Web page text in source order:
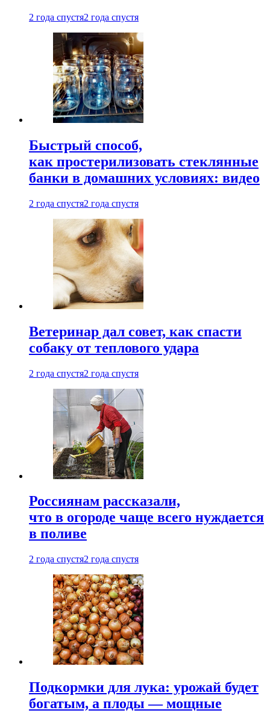
2 года спустя2 года спустя
Быстрый способ,
как простерилизовать стеклянные
банки в домашних условиях: видео
2 года спустя2 года спустя
Ветеринар дал совет, как спасти
собаку от теплового удара
2 года спустя2 года спустя
Россиянам рассказали,
что в огороде чаще всего нуждается
в поливе
2 года спустя2 года спустя
Подкормки для лука: урожай будет
богатым, а плоды — мощные